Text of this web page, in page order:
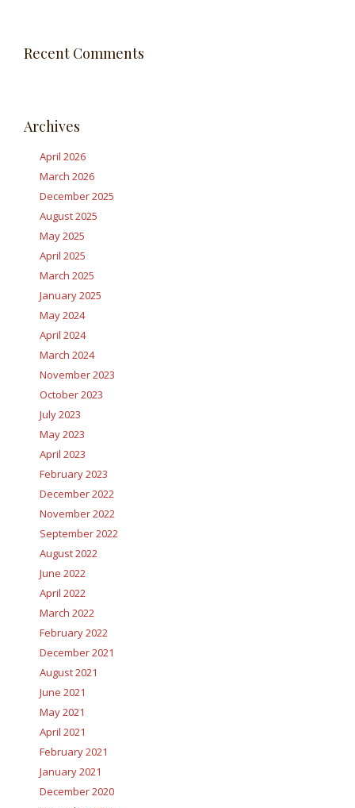
Recent Comments
Archives
April 2026
March 2026
December 2025
August 2025
May 2025
April 2025
March 2025
January 2025
May 2024
April 2024
March 2024
November 2023
October 2023
July 2023
May 2023
April 2023
February 2023
December 2022
November 2022
September 2022
August 2022
June 2022
April 2022
March 2022
February 2022
December 2021
August 2021
June 2021
May 2021
April 2021
February 2021
January 2021
December 2020